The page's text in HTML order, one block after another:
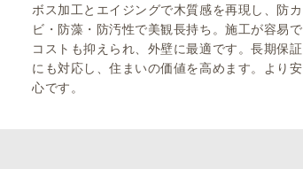
ボス加工とエイジングで木質感を再現し、防カ
ビ・防藻・防汚性で美観長持ち。施工が容易で
コストも抑えられ、外壁に最適です。長期保証
にも対応し、住まいの価値を高めます。より安
心です。